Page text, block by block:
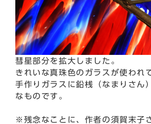
彗星部分を拡大しました。
きれいな真珠色のガラスが使われ
手作りガラスに鉛桟（なまりさん
なものです。
※残念なことに、作者の須賀末子